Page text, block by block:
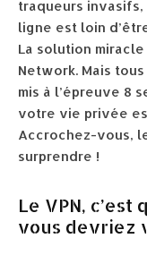
traqueurs
ligne est loin
La solution
Network. Mais
mis à l’épreuve 8
votre vie privée
Accrochez-vous,
surprendre !
Le VPN,
vous devriez